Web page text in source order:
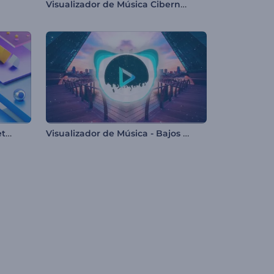
Visualizador de Música Cibernético
Visualizador de Música - Objetos Cinéticos Visualizador de Música - Bajos Profundos